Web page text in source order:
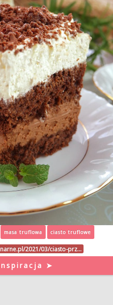
masa truflowa ciasto truflowe
2021/03/ciasto-prz…
➤